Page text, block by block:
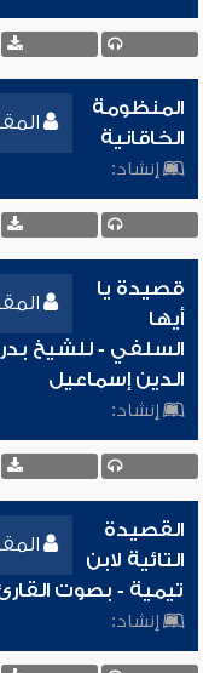
المنظومة
الخاقانية
إنشاد:
قصيدة يا
أيها
السلفي - للشيخ
الدين إسماعيل
إنشاد:
القصيدة
التائية لابن
تيمية - بصوت
إنشاد: